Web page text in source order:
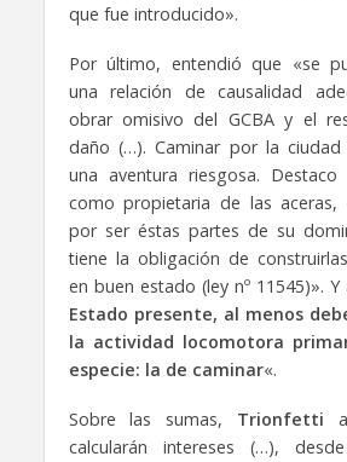
que fue introducido».
Por último, entendió que «se
una relación de causalidad
obrar omisivo del GCBA y el
daño (…). Caminar por la
una aventura riesgosa.
como propietaria de las aceras,
por ser éstas partes de su
tiene la obligación de
en buen estado (ley nº 11545)».
Estado presente, al menos
la actividad locomotora
especie: la de caminar«.
Sobre las sumas, Trionfetti
calcularán intereses (…),